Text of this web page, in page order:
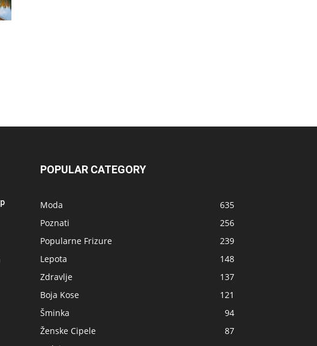
POPULAR CATEGORY
Moda
635
Poznati
256
Popularne Frizure
239
Lepota
148
Zdravlje
137
Boja Kose
121
Šminka
94
Ženske Cipele
87